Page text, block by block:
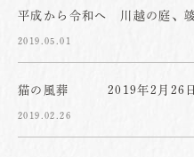
平成から令和へ 川越の庭
2019.05.01
猫の風葬 2019年2月
2019.02.26